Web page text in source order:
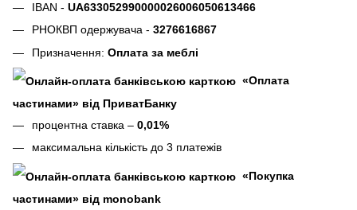
IBAN - UA633052990000026006050613466
РНОКВП одержувача - 3276616867
Призначення: Оплата за меблі
«Оплата
частинами» від ПриватБанку
процентна ставка – 0,01%
максимальна кількість до 3 платежів
«Покупка
частинами» від monobank